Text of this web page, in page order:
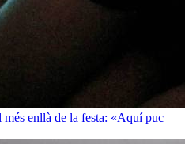
enllà de la festa: «Aquí puc